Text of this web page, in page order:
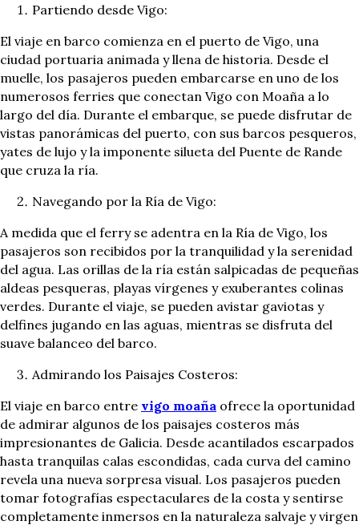
Partiendo desde Vigo:
El viaje en barco comienza en el puerto de Vigo, una
ciudad portuaria animada y llena de historia. Desde el
muelle, los pasajeros pueden embarcarse en uno de los
numerosos ferries que conectan Vigo con Moaña a lo
largo del día. Durante el embarque, se puede disfrutar de
vistas panorámicas del puerto, con sus barcos pesqueros,
yates de lujo y la imponente silueta del Puente de Rande
que cruza la ría.
Navegando por la Ría de Vigo:
A medida que el ferry se adentra en la Ría de Vigo, los
pasajeros son recibidos por la tranquilidad y la serenidad
del agua. Las orillas de la ría están salpicadas de pequeñas
aldeas pesqueras, playas vírgenes y exuberantes colinas
verdes. Durante el viaje, se pueden avistar gaviotas y
delfines jugando en las aguas, mientras se disfruta del
suave balanceo del barco.
Admirando los Paisajes Costeros:
El viaje en barco entre vigo moaña ofrece la oportunidad
de admirar algunos de los paisajes costeros más
impresionantes de Galicia. Desde acantilados escarpados
hasta tranquilas calas escondidas, cada curva del camino
revela una nueva sorpresa visual. Los pasajeros pueden
tomar fotografías espectaculares de la costa y sentirse
completamente inmersos en la naturaleza salvaje y virgen